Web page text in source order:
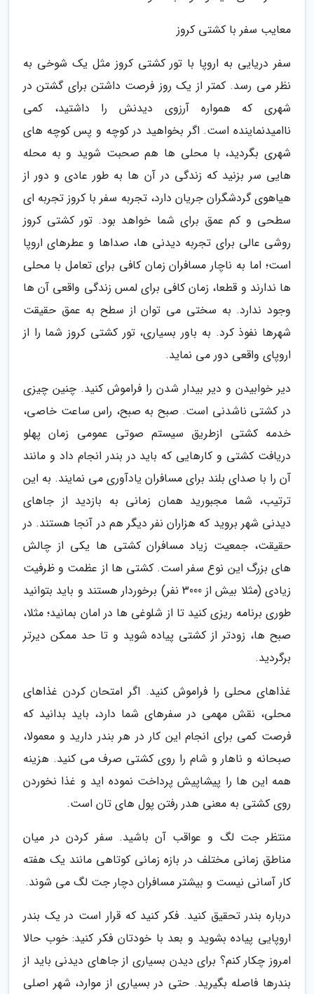
معایب سفر با کشتی کروز
سفر دریایی به اروپا با تور کشتی کروز مثل یک شوخی به
نظر می رسد. کمتر از یک روز فرصت داشتن برای گشتن در
شهری که همواره آرزوی دیدنش را داشتید، کمی
ناامیدنماینده است. اگر بخواهید در کوچه و پس کوچه های
شهری بگردید، با محلی ها هم صحبت شوید و به محله
هایی سر بزنید که زندگی در آن ها به طور عادی و دور از
هیاهوی گردشگران جریان دارد، تجربه سفر با کروز تجربه ای
سطحی و کم عمق برای شما خواهد بود. تور کشتی کروز
روشی عالی برای تجربه دیدنی ها، صداها و عطرهای اروپا
است؛ اما به ناچار مسافران زمان کافی برای تعامل با محلی
ها ندارند و قطعا، زمان کافی برای لمس زندگی واقعی آن ها
وجود ندارد. به سختی می توان از سطح به عمق حقیقت
شهرها نفوذ کرد. به باور بسیاری، تور کشتی کروز شما را از
اروپای واقعی دور می نماید.
دیر خوابیدن و دیر بیدار شدن را فراموش کنید. چنین چیزی
در کشتی ناشدنی است. صبح به صبح، راس ساعت خاصی،
خدمه کشتی ازطریق سیستم صوتی عمومی زمان پهلو
دریافت کشتی و کارهایی که باید در بندر انجام داد و مانند
آن را با صدای بلند برای مسافران یادآوری می نمایند. به این
ترتیب، شما مجبورید همان زمانی به بازدید از جاهای
دیدنی شهر بروید که هزاران نفر دیگر هم در آنجا هستند. در
حقیقت، جمعیت زیاد مسافران کشتی ها یکی از چالش
های بزرگ این نوع سفر است. کشتی ها از عظمت و ظرفیت
زیادی (مثلا بیش از 3000 نفر) برخوردار هستند و باید بتوانید
طوری برنامه ریزی کنید تا از شلوغی ها در امان بمانید؛ مثلا،
صبح ها، زودتر از کشتی پیاده شوید و تا حد ممکن دیرتر
برگردید.
غذاهای محلی را فراموش کنید. اگر امتحان کردن غذاهای
محلی، نقش مهمی در سفرهای شما دارد، باید بدانید که
فرصت کمی برای انجام این کار در هر بندر دارید و معمولا،
صبحانه و ناهار و شام را روی کشتی صرف می کنید. هزینه
همه این ها را پیشاپیش پرداخت نموده اید و غذا نخوردن
روی کشتی به معنی هدر رفتن پول های تان است.
منتظر جت لگ و عواقب آن باشید. سفر کردن در میان
مناطق زمانی مختلف در بازه زمانی کوتاهی مانند یک هفته
کار آسانی نیست و بیشتر مسافران دچار جت لگ می شوند.
درباره بندر تحقیق کنید. فکر کنید که قرار است در یک بندر
اروپایی پیاده بشوید و بعد با خودتان فکر کنید: خوب حالا
امروز چکار کنم؟ برای دیدن بسیاری از جاهای دیدنی باید از
بندرها فاصله بگیرید. حتی در بسیاری از موارد، شهر اصلی